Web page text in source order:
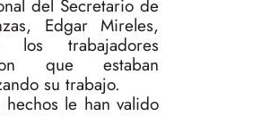
del Secretario de
Edgar Mireles,
los trabajadores
que estaban
su trabajo.
hechos le han valido